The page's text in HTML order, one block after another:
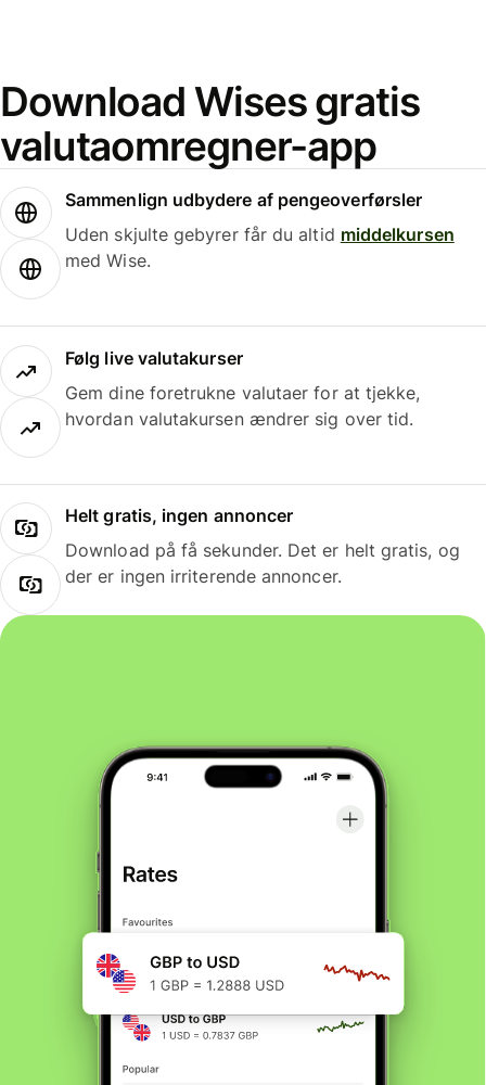
Download Wises gratis
valutaomregner-app
Sammenlign udbydere af pengeoverførsler
Uden skjulte gebyrer får du altid middelkursen
med Wise.
Følg live valutakurser
Gem dine foretrukne valutaer for at tjekke,
hvordan valutakursen ændrer sig over tid.
Helt gratis, ingen annoncer
Download på få sekunder. Det er helt gratis, og
der er ingen irriterende annoncer.